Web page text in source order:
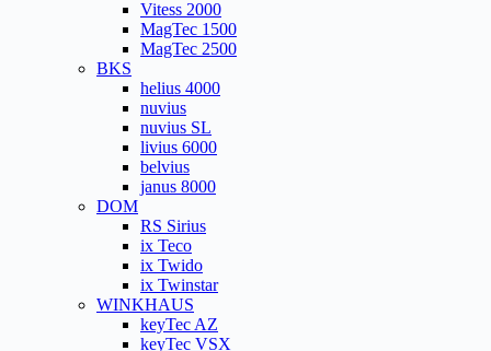
Vitess 2000
MagTec 1500
MagTec 2500
BKS
helius 4000
nuvius
nuvius SL
livius 6000
belvius
janus 8000
DOM
RS Sirius
ix Teco
ix Twido
ix Twinstar
WINKHAUS
keyTec AZ
keyTec VSX